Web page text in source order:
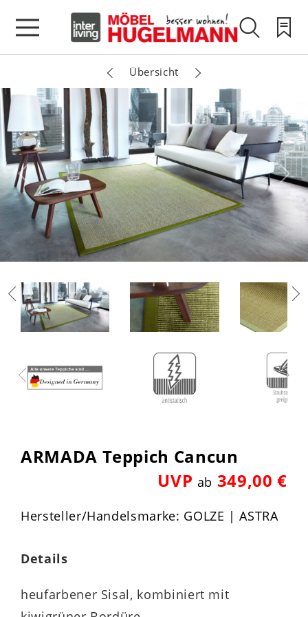
Übersicht
ARMADA Teppich Cancun
UVP ab 349,00 €
Hersteller/Handelsmarke: GOLZE | ASTRA
Details
heufarbener Sisal, kombiniert mit